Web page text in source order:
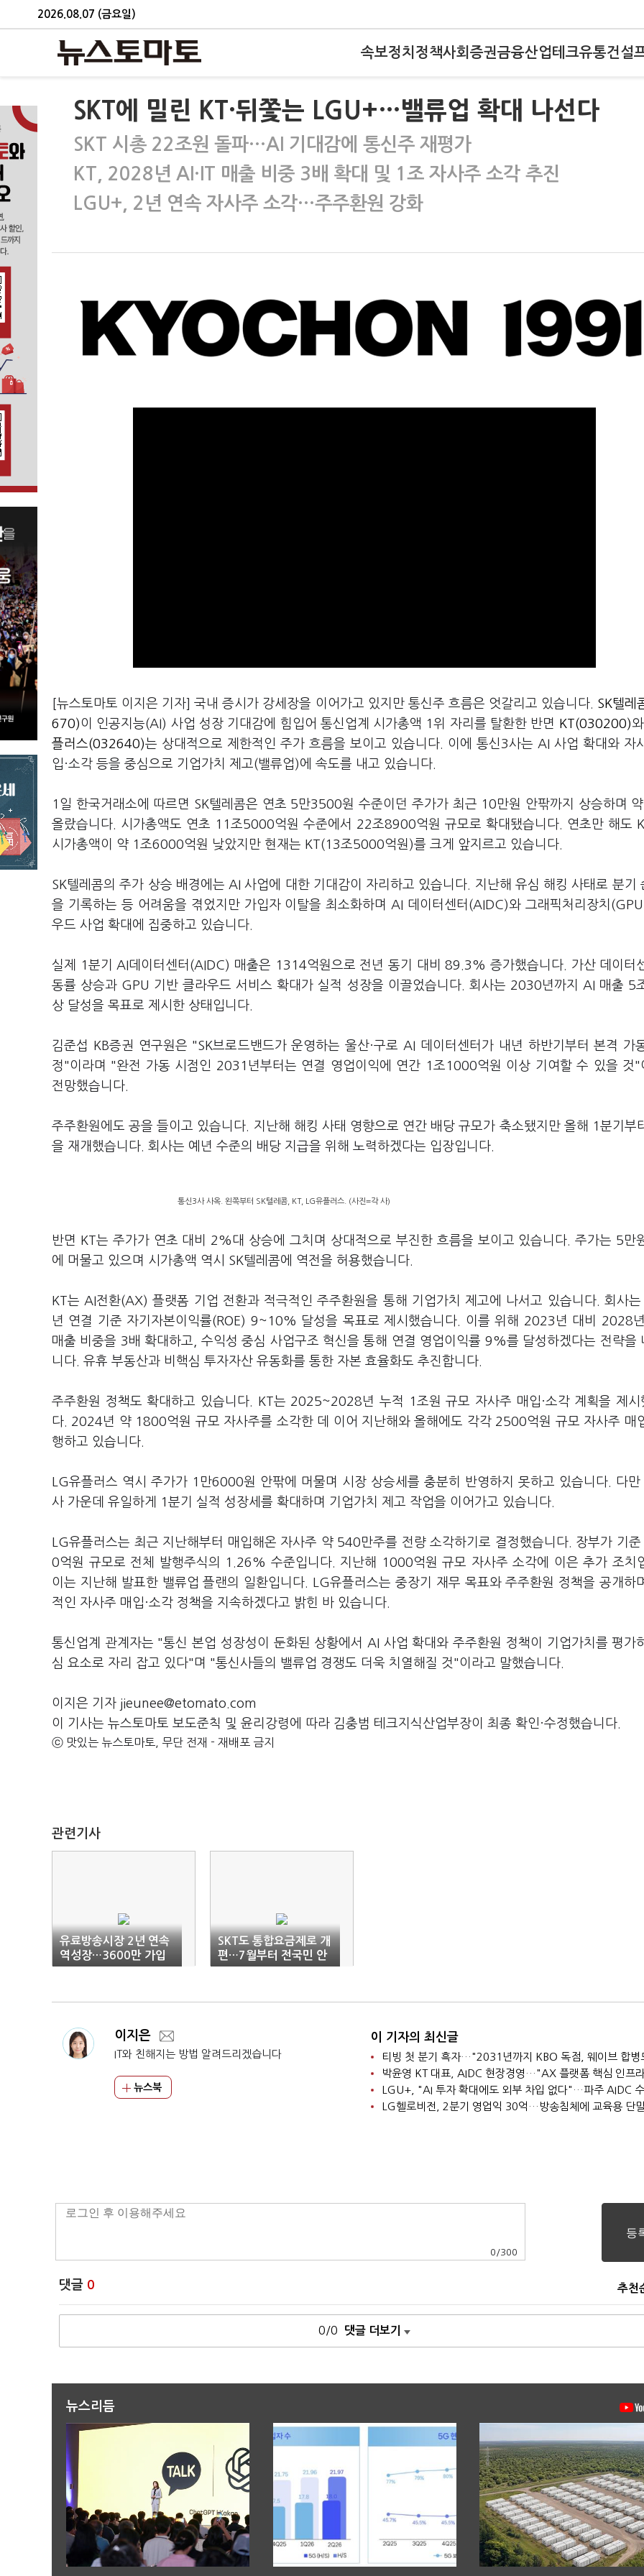
2026.08.07 (금요일)
속보정치 정책사회 증권금융산업테크유통건설
SKT에 밀린 KT·뒤쫓는 LGU+…밸류업 확대 나선다
SKT 시총 22조원 돌파…AI 기대감에 통신주 재평가
KT, 2028년 AI·IT 매출 비중 3배 확대 및 1조 자사주 소각 추진
LGU+, 2년 연속 자사주 소각…주주환원 강화
[뉴스토마토 이지은 기자] 국내 증시가 강세장을 이어가고 있지만 통신주 흐름은 엇갈리고 있습니다. SK텔레
670)이 인공지능(AI) 사업 성장 기대감에 힘입어 통신업계 시가총액 1위 자리를 탈환한 반면 KT(030200)
플러스(032640)는 상대적으로 제한적인 주가 흐름을 보이고 있습니다. 이에 통신3사는 AI 사업 확대와 자
입·소각 등을 중심으로 기업가치 제고(밸류업)에 속도를 내고 있습니다.
1일 한국거래소에 따르면 SK텔레콤은 연초 5만3500원 수준이던 주가가 최근 10만원 안팎까지 상승하며
올랐습니다. 시가총액도 연초 11조5000억원 수준에서 22조8900억원 규모로 확대됐습니다. 연초만 해도
시가총액이 약 1조6000억원 낮았지만 현재는 KT(13조5000억원)를 크게 앞지르고 있습니다.
SK텔레콤의 주가 상승 배경에는 AI 사업에 대한 기대감이 자리하고 있습니다. 지난해 유심 해킹 사태로 분기
을 기록하는 등 어려움을 겪었지만 가입자 이탈을 최소화하며 AI 데이터센터(AIDC)와 그래픽처리장치
우드 사업 확대에 집중하고 있습니다.
실제 1분기 AI데이터센터(AIDC) 매출은 1314억원으로 전년 동기 대비 89.3% 증가했습니다. 가산 데이터
동률 상승과 GPU 기반 클라우드 서비스 확대가 실적 성장을 이끌었습니다. 회사는 2030년까지 AI 매출 5
상 달성을 목표로 제시한 상태입니다.
김준섭 KB증권 연구원은 "SK브로드밴드가 운영하는 울산·구로 AI 데이터센터가 내년 하반기부터 본격 가
정"이라며 "완전 가동 시점인 2031년부터는 연결 영업이익에 연간 1조1000억원 이상 기여할 수 있을 것"
전망했습니다.
주주환원에도 공을 들이고 있습니다. 지난해 해킹 사태 영향으로 연간 배당 규모가 축소됐지만 올해 1분기부
을 재개했습니다. 회사는 예년 수준의 배당 지급을 위해 노력하겠다는 입장입니다.
통신3사 사옥. 왼쪽부터 SK텔레콤, KT, LG유플러스. (사진=각 사)
반면 KT는 주가가 연초 대비 2%대 상승에 그치며 상대적으로 부진한 흐름을 보이고 있습니다. 주가는 5만
에 머물고 있으며 시가총액 역시 SK텔레콤에 역전을 허용했습니다.
KT는 AI전환(AX) 플랫폼 기업 전환과 적극적인 주주환원을 통해 기업가치 제고에 나서고 있습니다. 회사
년 연결 기준 자기자본이익률(ROE) 9~10% 달성을 목표로 제시했습니다. 이를 위해 2023년 대비 2028
매출 비중을 3배 확대하고, 수익성 중심 사업구조 혁신을 통해 연결 영업이익률 9%를 달성하겠다는 전략을
니다. 유휴 부동산과 비핵심 투자자산 유동화를 통한 자본 효율화도 추진합니다.
주주환원 정책도 확대하고 있습니다. KT는 2025~2028년 누적 1조원 규모 자사주 매입·소각 계획을 제시
다. 2024년 약 1800억원 규모 자사주를 소각한 데 이어 지난해와 올해에도 각각 2500억원 규모 자사주 매
행하고 있습니다.
LG유플러스 역시 주가가 1만6000원 안팎에 머물며 시장 상승세를 충분히 반영하지 못하고 있습니다. 다
사 가운데 유일하게 1분기 실적 성장세를 확대하며 기업가치 제고 작업을 이어가고 있습니다.
LG유플러스는 최근 지난해부터 매입해온 자사주 약 540만주를 전량 소각하기로 결정했습니다. 장부가 기
0억원 규모로 전체 발행주식의 1.26% 수준입니다. 지난해 1000억원 규모 자사주 소각에 이은 추가 조치
이는 지난해 발표한 밸류업 플랜의 일환입니다. LG유플러스는 중장기 재무 목표와 주주환원 정책을 공개하
적인 자사주 매입·소각 정책을 지속하겠다고 밝힌 바 있습니다.
통신업계 관계자는 "통신 본업 성장성이 둔화된 상황에서 AI 사업 확대와 주주환원 정책이 기업가치를 평가
심 요소로 자리 잡고 있다"며 "통신사들의 밸류업 경쟁도 더욱 치열해질 것"이라고 말했습니다.
이지은 기자 jieunee@etomato.com
이 기사는 뉴스토마토 보도준칙 및 윤리강령에 따라 김충범 테크지식산업부장이 최종 확인·수정했습니다.
ⓒ 맛있는 뉴스토마토, 무단 전재 - 재배포 금지
관련기사
유료방송시장 2년 연속
역성장…3600만 가입
자 턱걸이
SKT도 통합요금제로 개
편…7월부터 전국민 안
심데이터도 적용
이지은
IT와 친해지는 방법 알려드리겠습니다
뉴스북
이 기자의 최신글
0 /300
댓글 0 추천
0/0 댓글 더보기
뉴스리듬